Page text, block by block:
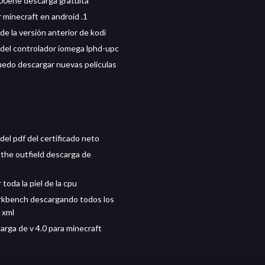
minecraft en android .1
la versión anterior de kodi
controlador iomega lphd-upc
descargar nuevas películas
pdf del certificado neto
outfield descarga de
toda la piel de la cpu
descargando todos los
de v 4.0 para minecraft